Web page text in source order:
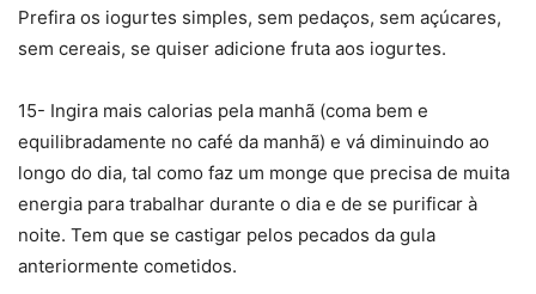
Prefira os iogurtes simples, sem pedaços, sem açúcares,
sem cereais, se quiser adicione fruta aos iogurtes.
15- Ingira mais calorias pela manhã (coma bem e
equilibradamente no café da manhã) e vá diminuindo ao
longo do dia, tal como faz um monge que precisa de muita
energia para trabalhar durante o dia e de se purificar à
noite. Tem que se castigar pelos pecados da gula
anteriormente cometidos.